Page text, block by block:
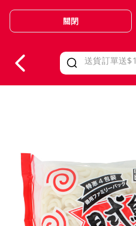
Valid Until 30 June 2026
關閉